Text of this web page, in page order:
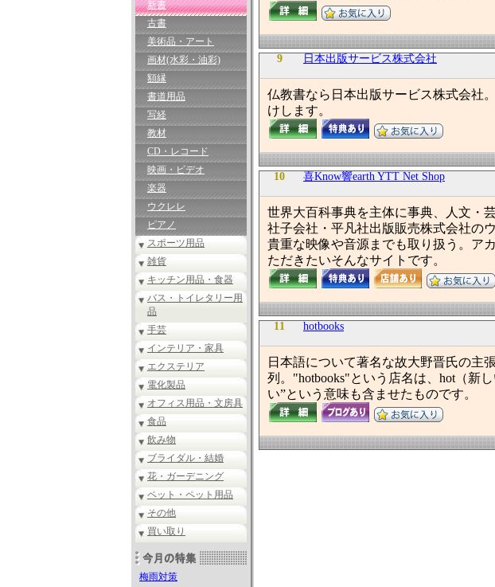
新書
古書
美術品・アート
画材(水彩・油彩)
額縁
書道用品
写経
教材
CD・レコード
映画・ビデオ
楽器
ウクレレ
ピアノ
スポーツ用品
雑貨
キッチン用品・食器
バス・トイレタリー用
品
手芸
インテリア・家具
エクステリア
電化製品
オフィス用品・文房具
食品
飲み物
ブライダル・結婚
花・ガーデニング
ペット・ペット用品
その他
買い取り
梅雨対策
9 日本出版サービス株式会社
仏教書なら日本出版サービス株式会社
けします。
10 喜Know響earth YTT Net Shop
世界大百科事典を主体に事典、人文・
社子会社・平凡社出版販売株式会社の
貴重な映像や音源までも取り扱う。ア
ただきたいそんなサイトです。
11 hotbooks
日本語について著名な故大野晋氏の主
列。"hotbooks"という店名は、hot（新
い”という意味も含ませたものです。